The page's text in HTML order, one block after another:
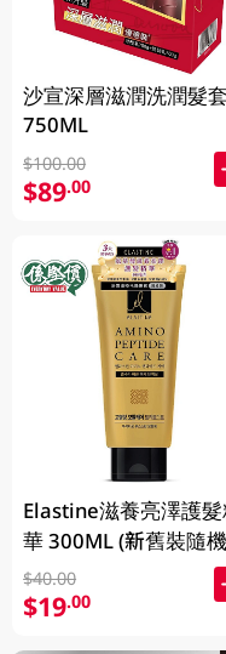
沙宣深層滋潤洗潤髮
750ML
$100.00
$89.00
Elastine滋養亮澤護
華 300ML (新舊裝隨
貨)
$40.00
$19.00